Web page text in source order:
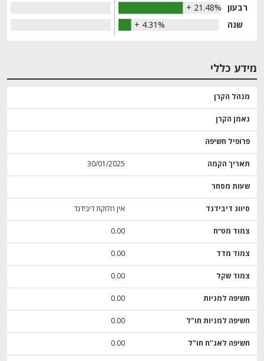
+ 21.48%
+ 4.31% שנה
רבעון
מידע כללי
מנהל הקרן
נאמן הקרן
פרופיל חשיפה
תאריך הקמה 30/01/2025
שעות מסחר
סיווג דיבידנד אין חלוקת דיבידנד
צמוד מט״ח 0.00
צמוד מדד 0.00
צמוד שקל 0.00
חשיפה למניות 0.00
חשיפה למניות חו"ל 0.00
חשיפה לאג"ח חו"ל 0.00